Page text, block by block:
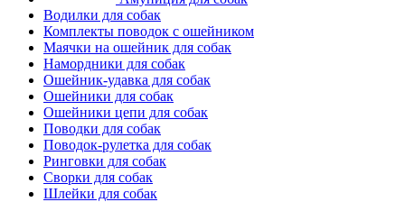
Водилки для собак
Комплекты поводок с ошейником
Маячки на ошейник для собак
Намордники для собак
Ошейник-удавка для собак
Ошейники для собак
Ошейники цепи для собак
Поводки для собак
Поводок-рулетка для собак
Ринговки для собак
Сворки для собак
Шлейки для собак